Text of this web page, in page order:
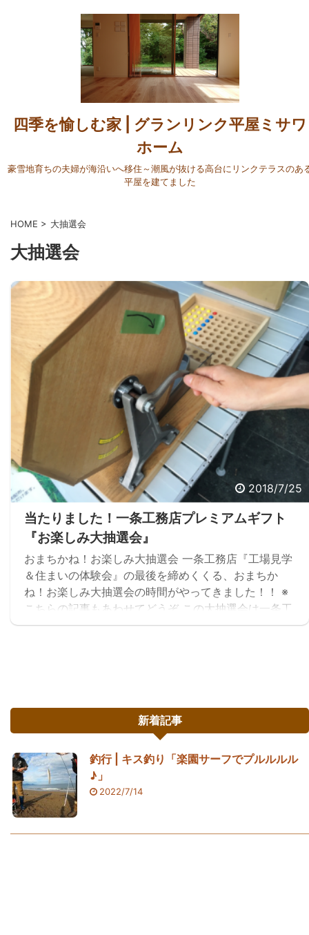
四季を愉しむ家 | グランリンク平屋ミサワ
ホーム
豪雪地育ちの夫婦が海沿いへ移住～潮風が抜ける高台にリンクテラスのあ
平屋を建てました
HOME > 大抽選会
大抽選会
2018/7/25
当たりました！一条工務店プレミアムギフト
『お楽しみ大抽選会』
おまちかね！お楽しみ大抽選会 一条工務店『工場見学
＆住まいの体験会』の最後を締めくくる、おまちか
ね！お楽しみ大抽選会の時間がやってきました！！ ※
こちらの記事もあわせてどうぞ この大抽選会は一条工
務店オリジナルの豪華賞品スペシャルギフトと、さら
会場は大盛り上がりです。 プレミアムギフトをめざし
て 私たちもそうですが ...新着記事
釣行 | キス釣り「楽園サーフでプルルルル
♪」
2022/7/14